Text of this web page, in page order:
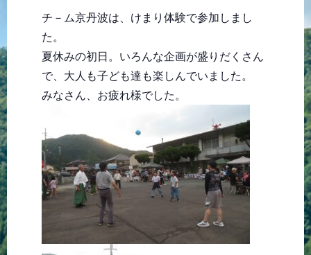
チ－ム京丹波は、けまり体験で参加しまし
た。
夏休みの初日。いろんな企画が盛りだくさん
で、大人も子ども達も楽しんでいました。
みなさん、お疲れ様でした。